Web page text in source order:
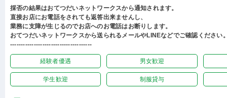
採否の結果はおてつだいネットワークスから通知されます。
直接お店にお電話をされても返答出来ませんし、
業務に支障が生じるのでお店へのお電話はお断りします。
おてつだいネットワークスから送られるメールやLINEなどでご確認ください
--------------------------------------
経験者優遇 男女歓迎
学生歓迎 制服貸与